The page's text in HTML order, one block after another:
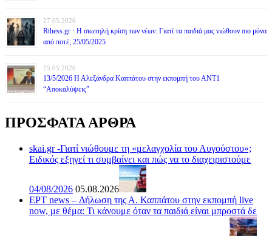
27.05.2026
Rthess.gr · Η σιωπηλή κρίση των νέων: Γιατί τα παιδιά μας νιώθουν πιο μόνα
από ποτέ; 25/05/2025
25.05.2026
13/5/2026 Η Αλεξάνδρα Καππάτου στην εκπομπή του ΑΝΤ1
“Αποκαλύψεις”
ΠΡΟΣΦΑΤΑ ΑΡΘΡΑ
skai.gr -Γιατί νιώθουμε τη «μελαγχολία του Αυγούστου»;
Ειδικός εξηγεί τι συμβαίνει και πώς να το διαχειριστούμε
04/08/2026 05.08.2026
ΕΡΤ news – Δήλωση της Α. Καππάτου στην εκπομπή live
now, με θέμα: Τι κάνουμε όταν τα παιδιά είναι μπροστά δε